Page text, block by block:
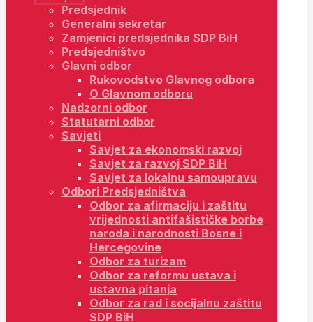
Predsjednik
Generalni sekretar
Zamjenici predsjednika SDP BiH
Predsjedništvo
Glavni odbor
Rukovodstvo Glavnog odbora
O Glavnom odboru
Nadzorni odbor
Statutarni odbor
Savjeti
Savjet za ekonomski razvoj
Savjet za razvoj SDP BiH
Savjet za lokalnu samoupravu
Odbori Predsjedništva
Odbor za afirmaciju i zaštitu
vrijednosti antifašističke borbe
naroda i narodnosti Bosne i
Hercegovine
Odbor za turizam
Odbor za reformu ustava i
ustavna pitanja
Odbor za rad i socijalnu zaštitu
SDP BiH